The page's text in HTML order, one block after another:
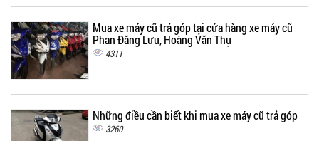
Mua xe máy cũ trả góp tại cửa hàng xe máy cũ
Phan Đăng Lưu, Hoàng Văn Thụ
4311
Những điều cần biết khi mua xe máy cũ trả góp
3260